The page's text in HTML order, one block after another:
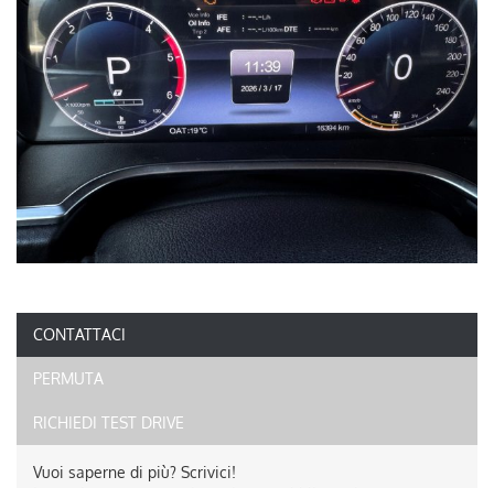
CONTATTACI
PERMUTA
RICHIEDI TEST DRIVE
Vuoi saperne di più? Scrivici!